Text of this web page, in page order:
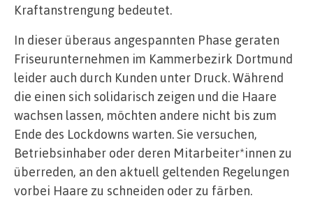
Kraftanstrengung bedeutet.
In dieser überaus angespannten Phase geraten
Friseurunternehmen im Kammerbezirk Dortmund
leider auch durch Kunden unter Druck. Während
die einen sich solidarisch zeigen und die Haare
wachsen lassen, möchten andere nicht bis zum
Ende des Lockdowns warten. Sie versuchen,
Betriebsinhaber oder deren Mitarbeiter*innen zu
überreden, an den aktuell geltenden Regelungen
vorbei Haare zu schneiden oder zu färben.